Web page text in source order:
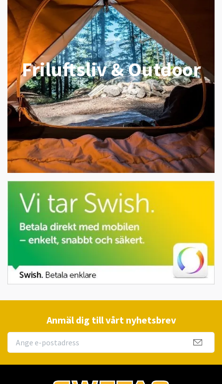
Friluftsliv & Outdoor
Anmäl dig till vårt nyhetsbrev